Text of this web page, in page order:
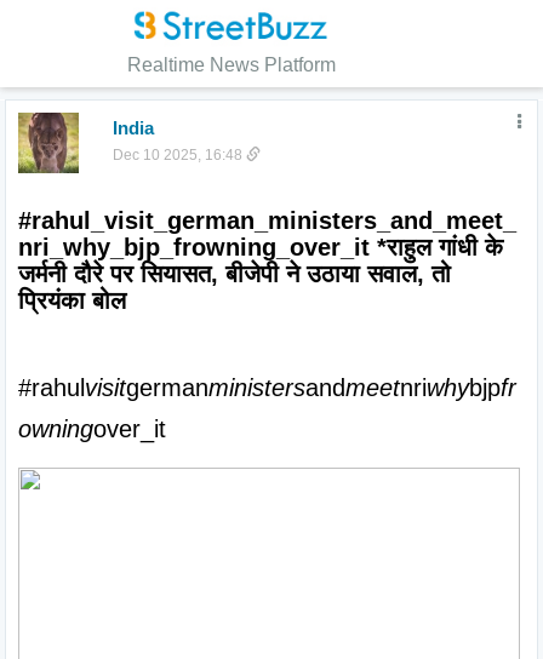
Realtime News Platform
India
Dec 10 2025, 16:48
#rahul_visit_german_ministers_and_meet_
nri_why_bjp_frowning_over_it *राहुल गांधी के
जर्मनी दौरे पर सियासत, बीजेपी ने उठाया सवाल, तो
प्रियंका बोल
#rahul visitgermanministersandmeetnriwhybjpfr
owningover_it